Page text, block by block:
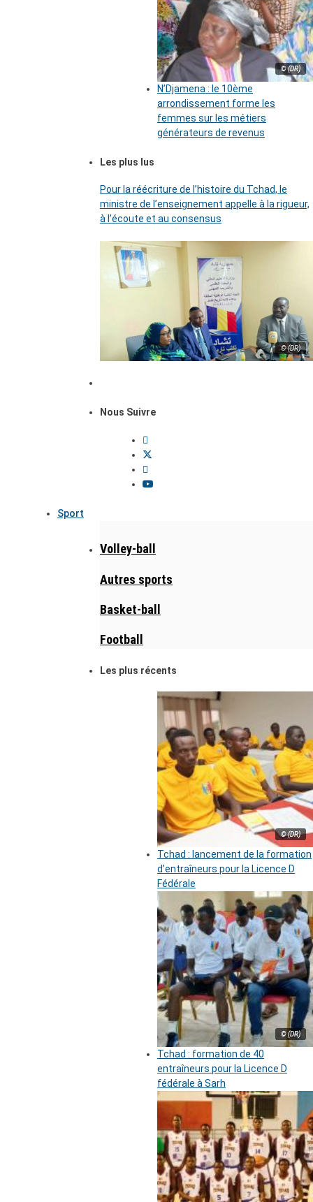
© (DR)
N’Djamena : le 10ème
arrondissement forme les
femmes sur les métiers
générateurs de revenus
Les plus lus
Pour la réécriture de l’histoire du Tchad, le
ministre de l’enseignement appelle à la rigueur,
à l’écoute et au consensus
© (DR)
Nous Suivre
Sport
Volley-ball
Autres sports
Basket-ball
Football
Les plus récents
© (DR)
Tchad : lancement de la formation
d’entraîneurs pour la Licence D
Fédérale
© (DR)
Tchad : formation de 40
entraîneurs pour la Licence D
fédérale à Sarh